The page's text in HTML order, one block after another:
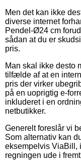
Men det kan ikke
diverse internet
Pendel-Ø24 cm
sådan at du er
pris.
Man skal ikke desto
tilfælde af at en
pris der virker
på en uoprigtig e-
inkluderet i en
netbutikker.
Generelt foreslår vi
Som alternativ kan
eksempelvis ViaBill,
regningen ude i